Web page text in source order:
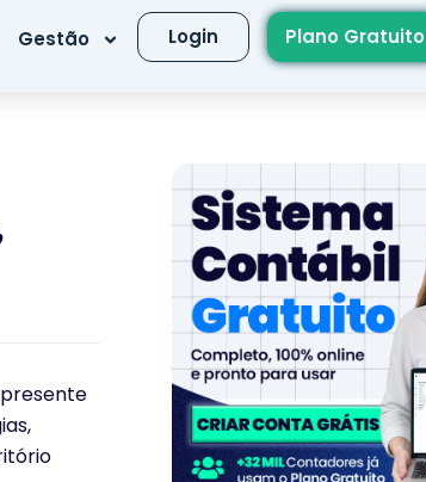
Gestão Login Plano Gratuito